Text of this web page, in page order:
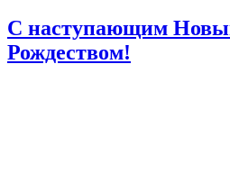
С наступающим
Рождеством!